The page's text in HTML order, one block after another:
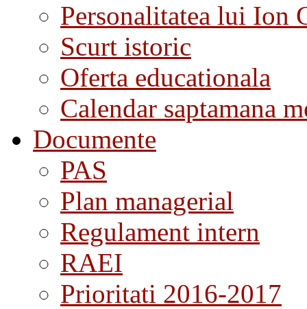
Personalitatea lui Ion
Scurt istoric
Oferta educationala
Calendar saptamana
Documente
PAS
Plan managerial
Regulament intern
RAEI
Prioritati 2016-2017